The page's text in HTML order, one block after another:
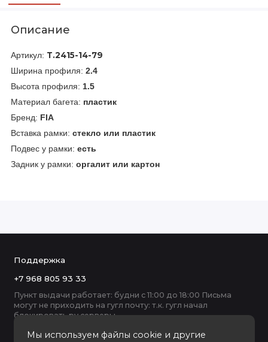
Описание
Артикул: Т.2415-14-79
Ширина профиля: 2.4
Высота профиля: 1.5
Материал багета: пластик
Бренд: FIA
Вставка рамки: стекло или пластик
Подвес у рамки: есть
Задник у рамки: оргалит или картон
Мы используем файлы cookie и другие
Поддержка
+7 968 805 93 33
Пункт выдачи работает: будни с 11:00 до 18:00 Письма
могут не приходить на гугл почту: т.к. гугл начал
блокировать ру серверы